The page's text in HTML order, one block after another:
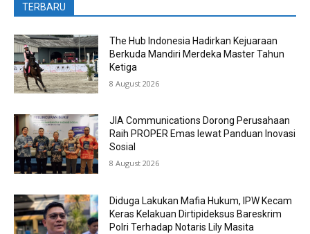
TERBARU
The Hub Indonesia Hadirkan Kejuaraan
Berkuda Mandiri Merdeka Master Tahun
Ketiga
8 August 2026
JIA Communications Dorong Perusahaan
Raih PROPER Emas lewat Panduan Inovasi
Sosial
8 August 2026
Diduga Lakukan Mafia Hukum, IPW Kecam
Keras Kelakuan Dirtipideksus Bareskrim
Polri Terhadap Notaris Lily Masita